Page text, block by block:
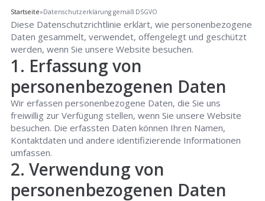
Startseite»Datenschutzerklärung gemäß DSGVO
Diese Datenschutzrichtlinie erklärt, wie personenbezogene
Daten gesammelt, verwendet, offengelegt und geschützt
werden, wenn Sie unsere Website besuchen.
1. Erfassung von
personenbezogenen Daten
Wir erfassen personenbezogene Daten, die Sie uns
freiwillig zur Verfügung stellen, wenn Sie unsere Website
besuchen. Die erfassten Daten können Ihren Namen,
Kontaktdaten und andere identifizierende Informationen
umfassen.
2. Verwendung von
personenbezogenen Daten